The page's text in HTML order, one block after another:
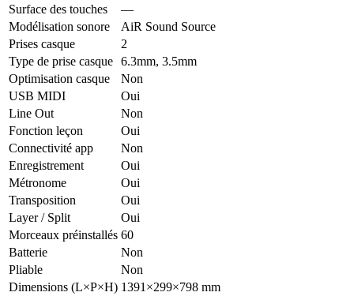
Surface des touches
—
Modélisation sonore
AiR Sound Source
Prises casque
2
Type de prise casque 6.3mm, 3.5mm
Optimisation casque
Non
USB MIDI
Oui
Line Out
Non
Fonction leçon
Oui
Connectivité app
Non
Enregistrement
Oui
Métronome
Oui
Transposition
Oui
Layer / Split
Oui
Morceaux préinstallés 60
Batterie
Non
Pliable
Non
Dimensions (L×P×H) 1391×299×798 mm